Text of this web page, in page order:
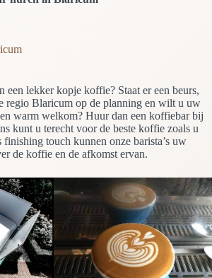
een lekker kopje koffie? Staat er een beurs,
regio Blaricum op de planning en wilt u uw
warm welkom? Huur dan een koffiebar bij
kunt u terecht voor de beste koffie zoals u
touch kunnen onze barista’s uw
de koffie en de afkomst ervan.